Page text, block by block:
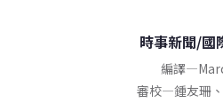
時事新聞/國
編譯—
審校—鍾友珊 、